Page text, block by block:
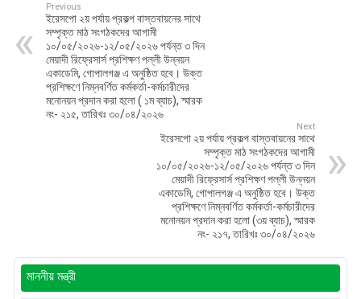
Previous
ইরেসপো ২য় পর্যায় প্রকল্প বাস্তবায়নের সাথে
সম্পৃক্ত মাঠ সংগঠকদের আগামী
১০/০৫/২০২৬-১২/০৫/২০২৬ পর্যন্ত ৩ দিন
মেয়াদী রিফ্রেসার্স প্রশিক্ষণ পল্লী উন্নয়ন
একাডেমি, গোপালগঞ্জ এ অনুষ্ঠিত হবে। উক্ত
প্রশিক্ষণে নিম্নবর্ণিত কর্মকর্তা-কর্মচারীদের
মনোনয়ন প্রদান করা হলো ( ১ম ব্যাচ), স্মারক
নং- ২১৫, তারিখঃ ৩০/০৪/২০২৬
Next
ইরেসপো ২য় পর্যায় প্রকল্প বাস্তবায়নের সাথে
সম্পৃক্ত মাঠ সংগঠকদের আগামী
১০/০৫/২০২৬-১২/০৫/২০২৬ পর্যন্ত ৩ দিন
মেয়াদী রিফ্রেসার্স প্রশিক্ষণ পল্লী উন্নয়ন
একাডেমি, গোপালগঞ্জ এ অনুষ্ঠিত হবে। উক্ত
প্রশিক্ষণে নিম্নবর্ণিত কর্মকর্তা-কর্মচারীদের
মনোনয়ন প্রদান করা হলো (৩য় ব্যাচ), স্মারক
নং- ২১৭, তারিখঃ ৩০/০৪/২০২৬
মাননীয় মন্ত্রী